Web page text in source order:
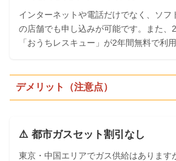
インターネットや電話だけでなく、ソフ
の店舗でも申し込みが可能です。また、
「おうちレスキュー」が2年間無料で利
デメリット（注意点）
⚠️ 都市ガスセット割引なし
東京・中国エリアでガス供給はあります